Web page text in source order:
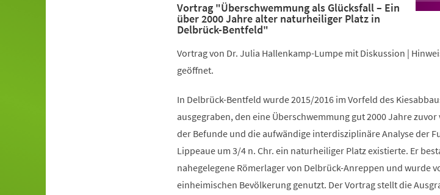
Vortrag "Überschwemmung als Glücksfall – Ein
über 2000 Jahre alter naturheiliger Platz in
Delbrück-Bentfeld"
Vortrag von Dr. Julia Hallenkamp-Lumpe mit Diskussion |
geöffnet.
In Delbrück-Bentfeld wurde 2015/2016 im Vorfeld des
ausgegraben, den eine Überschwemmung gut 2000 Jahre
der Befunde und die aufwändige interdisziplinäre Analyse der
Lippeaue um 3/4 n. Chr. ein naturheiliger Platz existierte. Er
nahegelegene Römerlager von Delbrück-Anreppen und wurde
einheimischen Bevölkerung genutzt. Der Vortrag stellt die